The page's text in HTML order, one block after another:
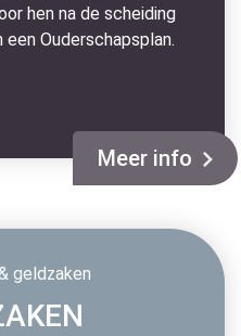
hen na de scheiding
Ouderschapsplan.
Meer info